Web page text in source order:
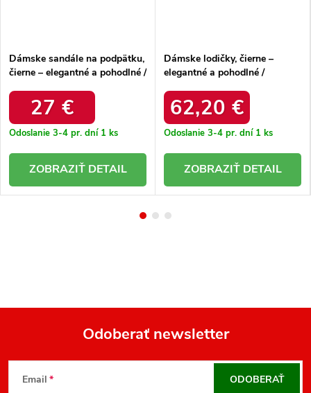
Dámske sandále na podpätku,
čierne – elegantné a pohodlné /
27 €
Odoslanie 3-4 pr. dní 1 ks
DETAIL
Dámske lodičky, čierne –
elegantné a pohodlné /
62,20 €
Odoslanie 3-4 pr. dní 1 ks
DETAIL
Odoberať newsletter
Email ODOBERAŤ